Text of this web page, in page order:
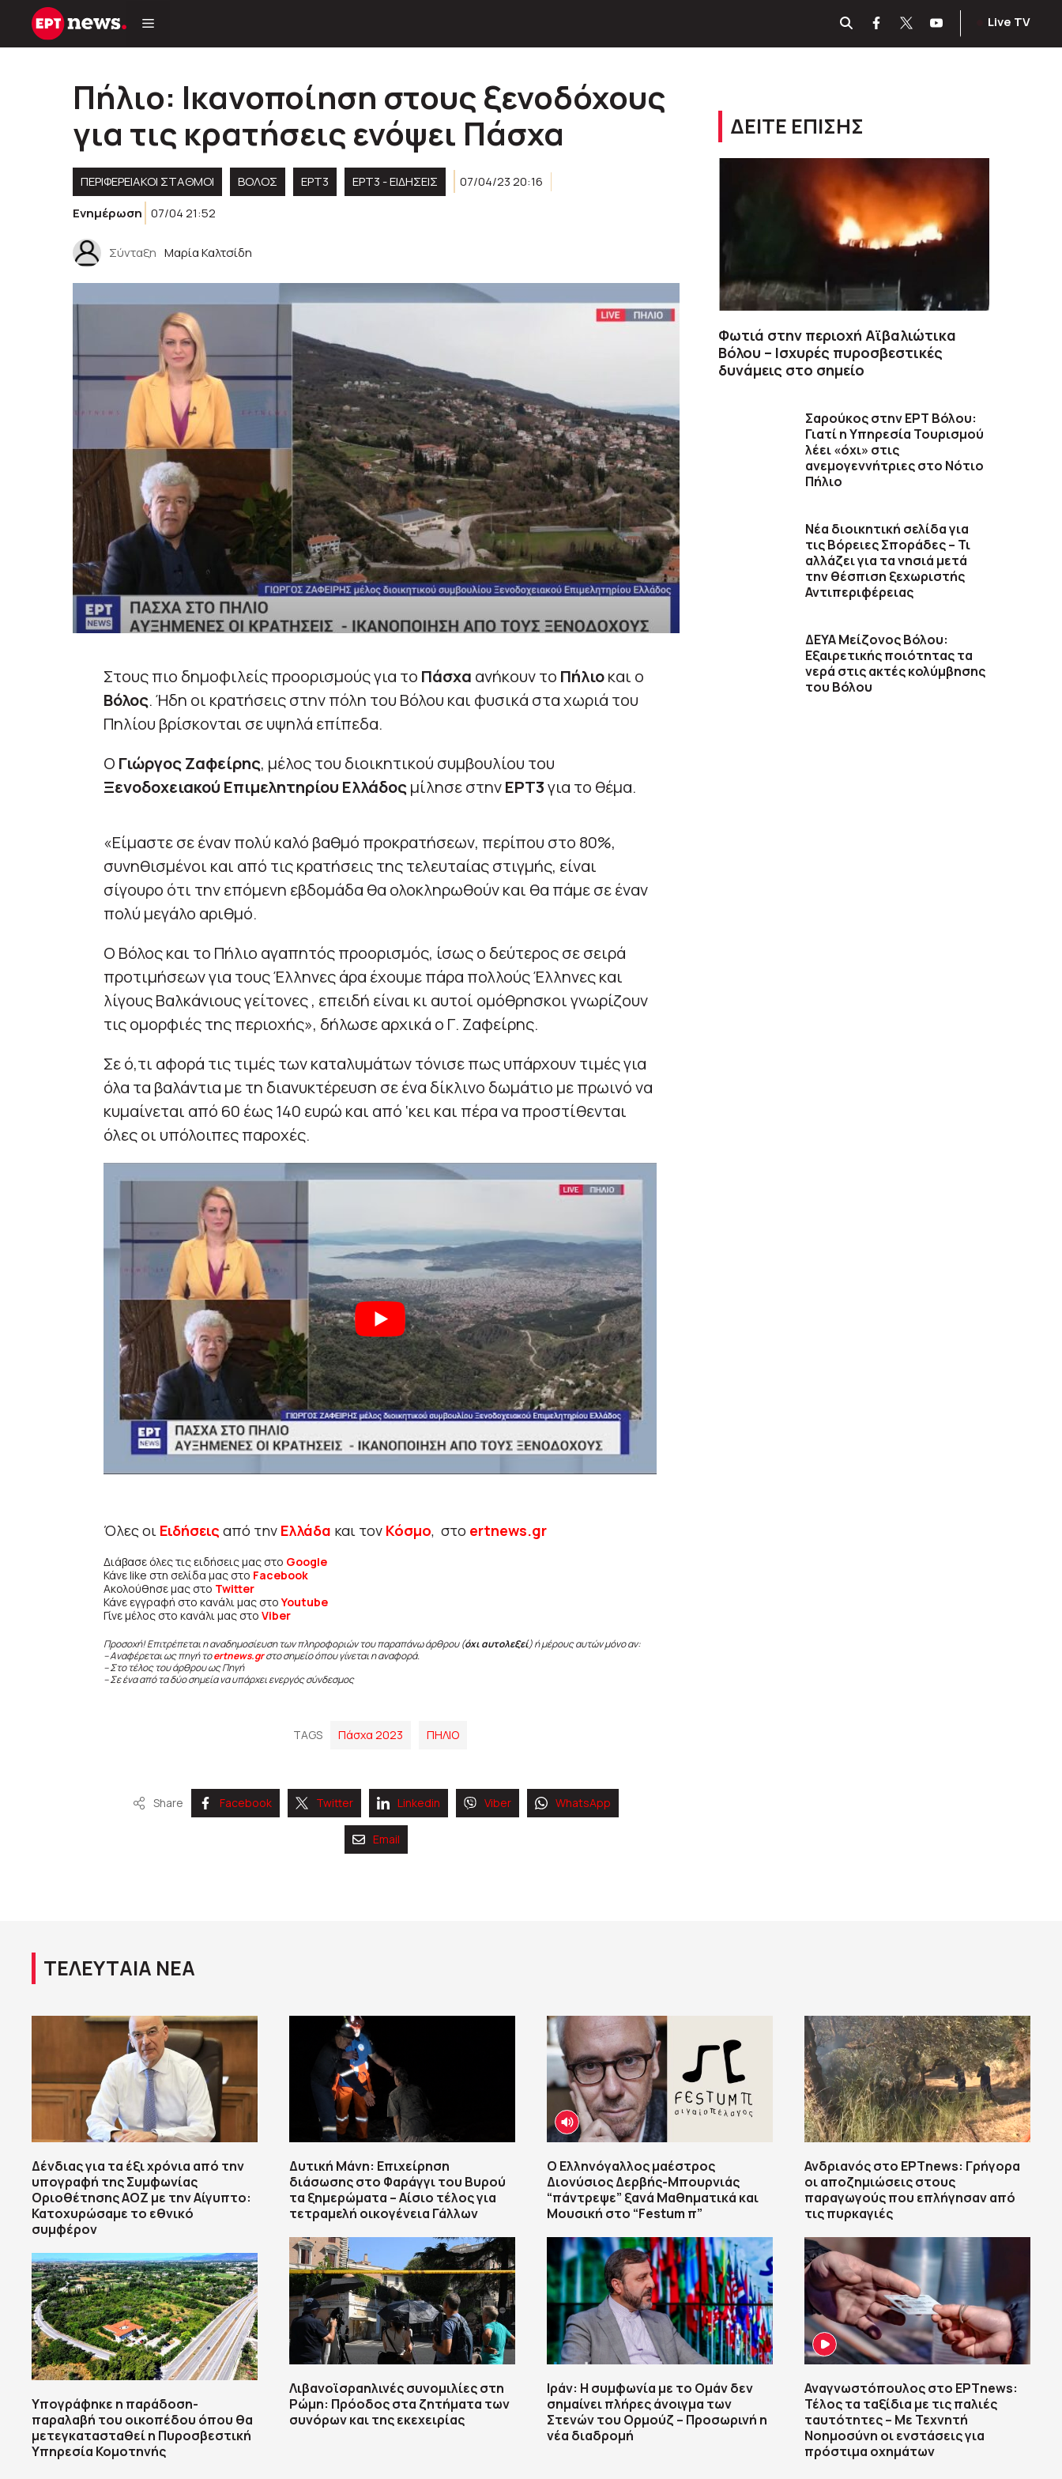
Μετάβαση
Live TV
Πήλιο: Ικανοποίηση στους ξενοδόχους
για τις κρατήσεις ενόψει Πάσχα
ΠΕΡΙΦΕΡΕΙΑΚΟΊ ΣΤΑΘΜΟΊ ΒΟΛΟΣ ΕΡΤ3 ΕΡΤ3 - ΕΙΔΉΣΕΙΣ
07/04/23 20:16
Ενημέρωση 07/04 21:52
Σύνταξη Μαρία Καλτσίδη
Στους πιο δημοφιλείς προορισμούς για το Πάσχα ανήκουν το Πήλιοκαι ο
Βόλος. Ήδη οι κρατήσεις στην πόλη του Βόλου και φυσικά στα χωριά του
Πηλίου βρίσκονται σε υψηλά επίπεδα.
Ο Γιώργος Ζαφείρης, μέλος του διοικητικού συμβουλίου του
Ξενοδοχειακού Επιμελητηρίου Ελλάδοςμίλησε στηνΕΡΤ3για το θέμα.
«Είμαστε σε έναν πολύ καλό βαθμό προκρατήσεων, περίπου στο 80%,
συνηθισμένοι και από τις κρατήσεις της τελευταίας στιγμής, είναι
σίγουρο ότι την επόμενη εβδομάδα θα ολοκληρωθούν και θα πάμε σε έναν
πολύ μεγάλο αριθμό.
Ο Βόλος και το Πήλιο αγαπητός προορισμός, ίσως ο δεύτερος σε σειρά
προτιμήσεων για τους Έλληνες άρα έχουμε πάρα πολλούς Έλληνες και
λίγους Βαλκάνιους γείτονες , επειδή είναι κι αυτοί ομόθρησκοι γνωρίζουν
τις ομορφιές της περιοχής», δήλωσε αρχικά ο Γ. Ζαφείρης.
Σε ό,τι αφορά τις τιμές των καταλυμάτων τόνισε πως υπάρχουν τιμές για
όλα τα βαλάντια με τη διανυκτέρευση σε ένα δίκλινο δωμάτιο με πρωινό να
κυμαίνεται από 60 έως 140 ευρώ και από ‘κει και πέρα να προστίθενται
όλες οι υπόλοιπες παροχές.
Όλες οι Ειδήσεις από την Ελλάδα και τον Κόσμο, στο ertnews.gr
Διάβασε όλες τις ειδήσεις μας στο Google
Κάνε like στη σελίδα μας στο Facebook
Ακολούθησε μας στο Twitter
Κάνε εγγραφή στο κανάλι μας στοYoutube
Γίνε μέλος στο κανάλι μας στο Viber
Προσοχή! Επιτρέπεται η αναδημοσίευση των πληροφοριών του παραπάνω άρθρου (όχι αυτολεξεί) ή μέρους αυτών μόνο αν:
– Αναφέρεται ως πηγή τοertnews.gr στο σημείο όπου γίνεται η αναφορά.
– Στο τέλος του άρθρου ως Πηγή
– Σε ένα από τα δύο σημεία να υπάρχει ενεργός σύνδεσμος
TAGS Πάσχα 2023 ΠΗΛΙΟ
Share Facebook Twitter Linkedin Viber WhatsApp
Email
ΔΕΙΤΕ ΕΠΙΣΗΣ
Φωτιά στην περιοχή Αϊβαλιώτικα
Βόλου – Ισχυρές πυροσβεστικές
δυνάμεις στο σημείο
Σαρούκος στην ΕΡΤ Βόλου:
Γιατί η Υπηρεσία Τουρισμού
λέει «όχι» στις
ανεμογεννήτριες στο Νότιο
Πήλιο
Νέα διοικητική σελίδα για
τις Βόρειες Σποράδες – Τι
αλλάζει για τα νησιά μετά
την θέσπιση ξεχωριστής
Αντιπεριφέρειας
ΔΕΥΑ Μείζονος Βόλου:
Εξαιρετικής ποιότητας τα
νερά στις ακτές κολύμβησης
του Βόλου
ΤΕΛΕΥΤΑΙΑ ΝΕΑ
Δένδιας για τα έξι χρόνια από την
υπογραφή της Συμφωνίας
Οριοθέτησης ΑΟΖ με την Αίγυπτο:
Κατοχυρώσαμε το εθνικό
συμφέρον
Υπογράφηκε η παράδοση-
παραλαβή του οικοπέδου όπου θα
μετεγκατασταθεί η Πυροσβεστική
Υπηρεσία Κομοτηνής
Δυτική Μάνη: Επιχείρηση
διάσωσης στο Φαράγγι του Βυρού
τα ξημερώματα – Αίσιο τέλος για
τετραμελή οικογένεια Γάλλων
Λιβανοϊσραηλινές συνομιλίες στη
Ρώμη: Πρόοδος στα ζητήματα των
συνόρων και της εκεχειρίας
Ο Ελληνόγαλλος μαέστρος
Διονύσιος Δερβής-Μπουρνιάς
“πάντρεψε” ξανά Μαθηματικά και
Μουσική στο “Festum π”
Ιράν: Η συμφωνία με το Ομάν δεν
σημαίνει πλήρες άνοιγμα των
Στενών του Ορμούζ – Προσωρινή η
νέα διαδρομή
Ανδριανός στο ΕΡΤnews: Γρήγορα
οι αποζημιώσεις στους
παραγωγούς που επλήγησαν από
τις πυρκαγιές
Αναγνωστόπουλος στο ΕΡΤnews:
Τέλος τα ταξίδια με τις παλιές
ταυτότητες – Με Τεχνητή
Νοημοσύνη οι ενστάσεις για
πρόστιμα οχημάτων